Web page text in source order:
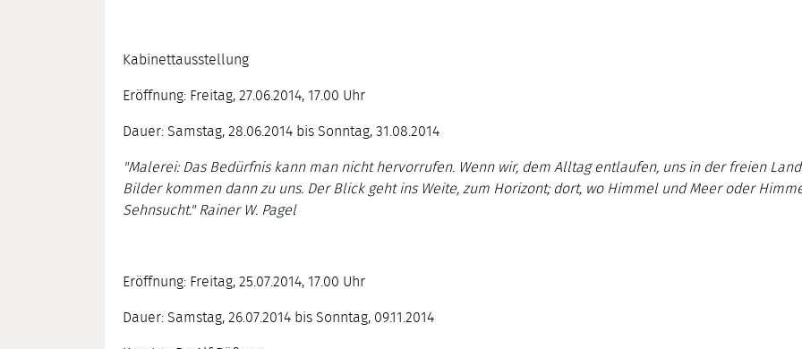
Kabinettausstellung
Eröffnung: Freitag, 27.06.2014, 17.00 Uhr
Dauer: Samstag, 28.06.2014 bis Sonntag, 31.08.2014
"Malerei: Das Bedürfnis kann man nicht hervorrufen. Wenn wir, dem Alltag entlaufen, uns in der freien
Bilder kommen dann zu uns. Der Blick geht ins Weite, zum Horizont; dort, wo Himmel und Meer oder
Sehnsucht." Rainer W. Pagel
Eröffnung: Freitag, 25.07.2014, 17.00 Uhr
Dauer: Samstag, 26.07.2014 bis Sonntag, 09.11.2014